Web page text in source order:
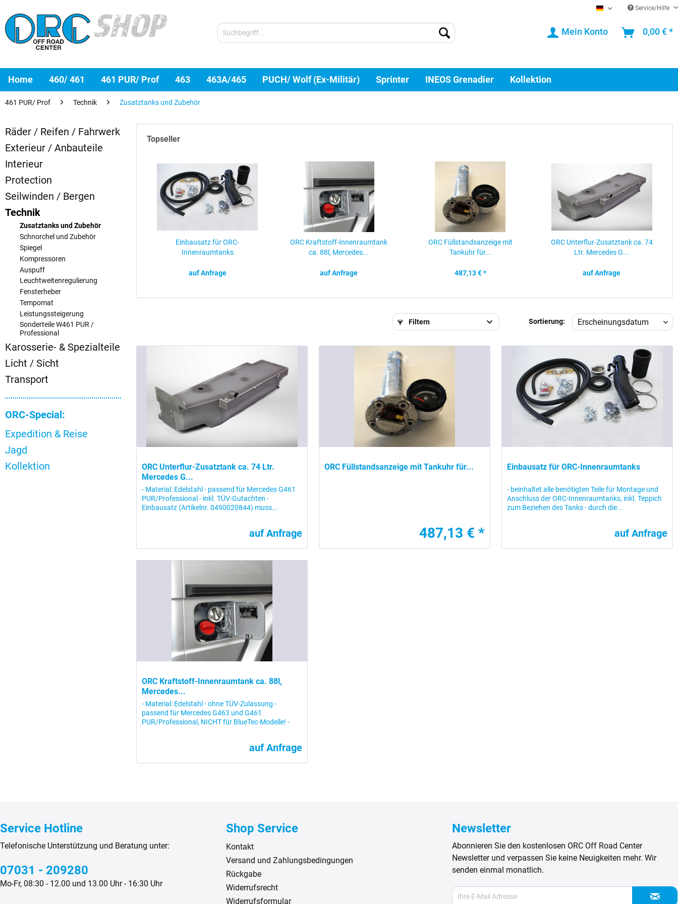
DE Service/Hilfe
Mein Konto 0,00 € *
Home 460/ 461 461 PUR/ Prof 463 463A/465 PUCH/ Wolf (Ex-Militär) Sprinter INEOS Grenadier Kollektion
461 PUR/ Prof Technik Zusatztanks und Zubehör
Räder / Reifen / Fahrwerk
Exterieur / Anbauteile
Interieur
Protection
Seilwinden / Bergen
Technik
Zusatztanks und Zubehör
Schnorchel und Zubehör
Spiegel
Kompressoren
Auspuff
Leuchtweitenregulierung
Fensterheber
Tempomat
Leistungssteigerung
Sonderteile W461 PUR /
Professional
Karosserie- & Spezialteile
Licht / Sicht
Transport
ORC-Special:
Expedition & Reise
Jagd
Kollektion
Topseller
Einbausatz für ORC-
Innenraumtanks
auf Anfrage
ORC Kraftstoff-Innenraumtank
ca. 88l, Mercedes...
auf Anfrage
ORC Füllstandsanzeige mit
Tankuhr für...
487,13 € *
ORC Unterflur-Zusatztank ca. 74
Ltr. Mercedes G...
auf Anfrage
Filtern Sortierung:
ORC Unterflur-Zusatztank ca. 74 Ltr.
Mercedes G...
- Material: Edelstahl - passend für Mercedes G461
PUR/Professional - inkl. TÜV-Gutachten -
Einbausatz (Artikelnr. 0490020844) muss...
auf Anfrage
ORC Füllstandsanzeige mit Tankuhr für...
487,13 € *
Einbausatz für ORC-Innenraumtanks
- beinhaltet alle benötigten Teile für Montage und
Anschluss der ORC-Innenraumtanks, inkl. Teppich
zum Beziehen des Tanks - durch die...
auf Anfrage
ORC Kraftstoff-Innenraumtank ca. 88l,
Mercedes...
- Material: Edelstahl - ohne TÜV-Zulassung -
passend für Mercedes G463 und G461
PUR/Professional, NICHT für BlueTec-Modelle! -
auf Anfrage
Service Hotline
Telefonische Unterstützung und Beratung unter:
07031 - 209280
Mo-Fr, 08:30 - 12.00 und 13.00 Uhr - 16:30 Uhr
Shop Service
Kontakt
Versand und Zahlungsbedingungen
Rückgabe
Widerrufsrecht
Widerrufsformular
Newsletter
Abonnieren Sie den kostenlosen ORC Off Road Center
Newsletter und verpassen Sie keine Neuigkeiten mehr. Wir
senden einmal monatlich.